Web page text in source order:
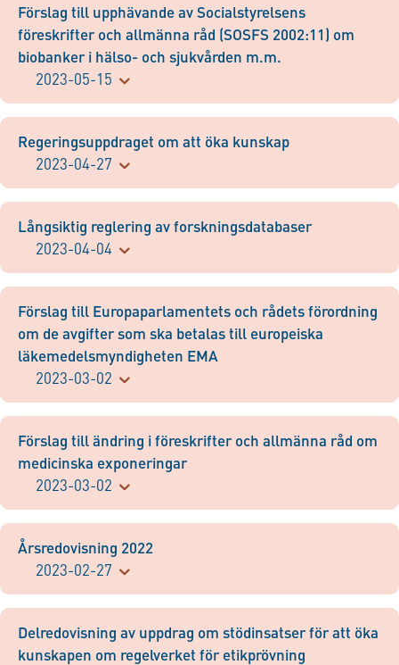
Förslag till upphävande av Socialstyrelsens
föreskrifter och allmänna råd (SOSFS 2002:11) om
biobanker i hälso- och sjukvården m.m.
2023-05-15
Regeringsuppdraget om att öka kunskap
2023-04-27
Långsiktig reglering av forskningsdatabaser
2023-04-04
Förslag till Europaparlamentets och rådets förordning
om de avgifter som ska betalas till europeiska
läkemedelsmyndigheten EMA
2023-03-02
Förslag till ändring i föreskrifter och allmänna råd om
medicinska exponeringar
2023-03-02
Årsredovisning 2022
2023-02-27
Delredovisning av uppdrag om stödinsatser för att öka
kunskapen om regelverket för etikprövning